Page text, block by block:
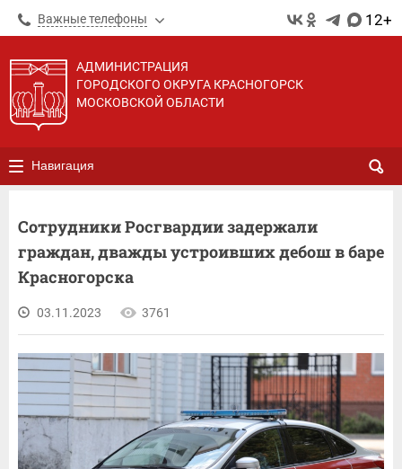
Важные телефоны 12+
АДМИНИСТРАЦИЯ
ГОРОДСКОГО ОКРУГА КРАСНОГОРСК
МОСКОВСКОЙ ОБЛАСТИ
Навигация
Сотрудники Росгвардии задержали
граждан, дважды устроивших дебош в баре
Красногорска
03.11.2023 3761